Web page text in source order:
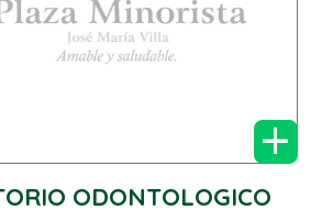
+
ODONTOLOGICO